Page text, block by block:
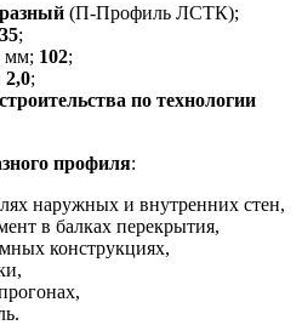
(П-Профиль ЛСТК);
35;
мм; 102;
2,0;
по технологии
профиля:
наружных и внутренних стен,
в балках перекрытия,
конструкциях,